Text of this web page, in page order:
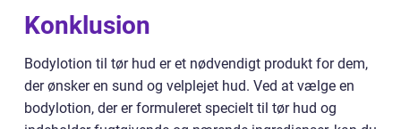
Konklusion
Bodylotion til tør hud er et nødvendigt produkt for dem,
der ønsker en sund og velplejet hud. Ved at vælge en
bodylotion, der er formuleret specielt til tør hud og